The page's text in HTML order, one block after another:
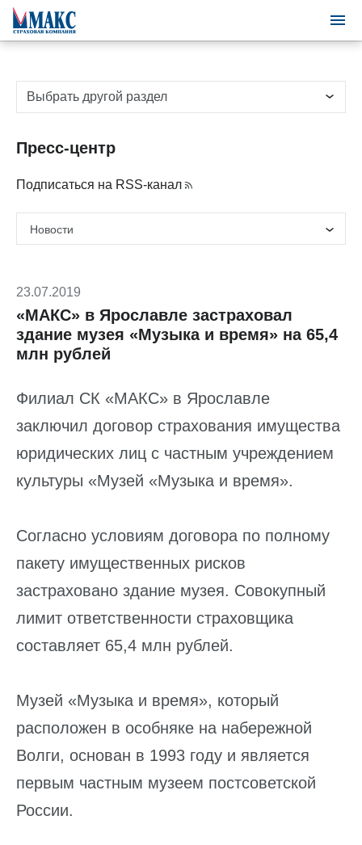
Пресс-центр
Подписаться на RSS-канал
23.07.2019
«МАКС» в Ярославле застраховал
здание музея «Музыка и время» на 65,4
млн рублей
Филиал СК «МАКС» в Ярославле
заключил договор страхования имущества
юридических лиц с частным учреждением
культуры «Музей «Музыка и время».
Согласно условиям договора по полному
пакету имущественных рисков
застраховано здание музея. Совокупный
лимит ответственности страховщика
составляет 65,4 млн рублей.
Музей «Музыка и время», который
расположен в особняке на набережной
Волги, основан в 1993 году и является
первым частным музеем постсоветской
России.
Выбрать другой раздел